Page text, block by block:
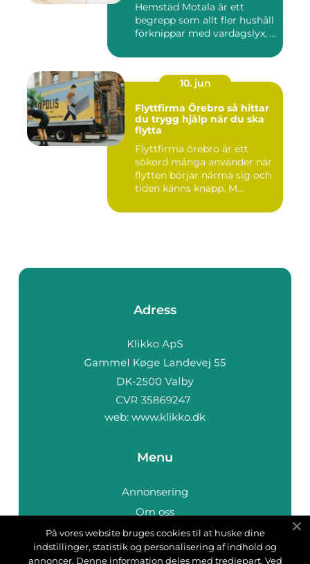
Hemstäd Motala är ett
begrepp som allt fler hushåll
förknippar med vardagslyx, ...
10. jun
Flyttfirma Örebro så hittar
du trygg hjälp när du ska
flytta
Flyttfirma örebro är ett
sökord många använder när
flytten börjar närma sig och
tiden känns knapp. M...
Adress
web: www.klikko.dk
Menu
Annonsering
Om oss
Cookies
Kontakta oss
På vores website bruges cookies til at huske dine
indstillinger, statistik og personalisering af indhold og
annoncer. Denne information deles med tredjepart. Ved